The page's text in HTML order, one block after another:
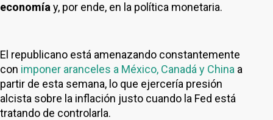
economía y, por ende, en la política monetaria.
El republicano está amenazando constantemente
con imponer aranceles a México, Canadá y China a
partir de esta semana, lo que ejercería presión
alcista sobre la inflación justo cuando la Fed está
tratando de controlarla.